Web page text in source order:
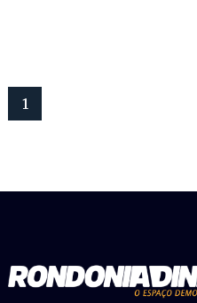
1